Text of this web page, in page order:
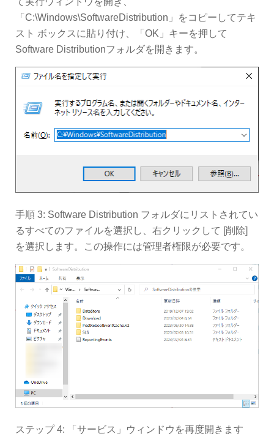
「C:\Windows\SoftwareDistribution」をコピーしてテキ
スト ボックスに貼り付け、「OK」キーを押して
Software Distributionフォルダを開きます。
手順 3: Software Distribution フォルダにリストされてい
るすべてのファイルを選択し、右クリックして [削除]
を選択します。この操作には管理者権限が必要です。
ステップ 4: 「サービス」ウィンドウを再度開きます